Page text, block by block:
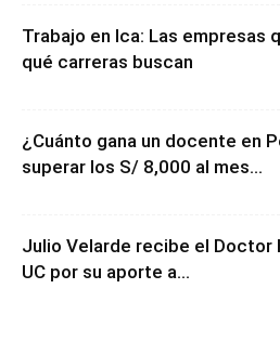
Trabajo en Ica: Las empresas
qué carreras buscan
¿Cuánto gana un docente en
superar los S/ 8,000 al mes...
Julio Velarde recibe el Doctor
UC por su aporte a...